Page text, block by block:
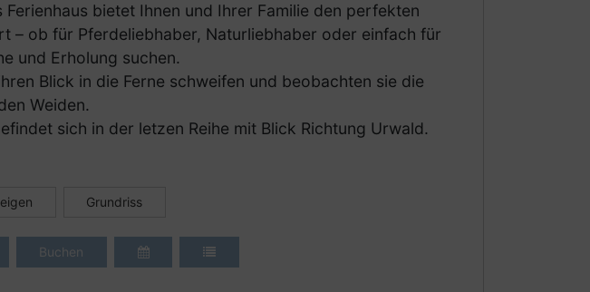
Ferienhaus bietet Ihnen und Ihrer Familie den perfekten
– ob für Pferdeliebhaber, Naturliebhaber oder einfach für
und Erholung suchen.
Blick in die Ferne schweifen und beobachten sie die
Weiden.
sich in der letzen Reihe mit Blick Richtung Urwald.
ORT je nach Verbrauch berechnet. Der Preis beträgt 0,46
Steuern.Grundriss
Buchen